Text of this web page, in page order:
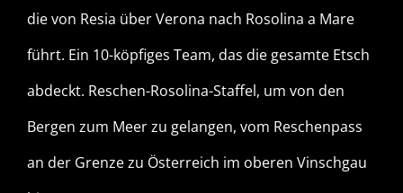
die von Resia über Verona nach Rosolina a Mare
führt. Ein 10-köpfiges Team, das die gesamte Etsch
abdeckt. Reschen-Rosolina-Staffel, um von den
Bergen zum Meer zu gelangen, vom Reschenpass
an der Grenze zu Österreich im oberen Vinschgau